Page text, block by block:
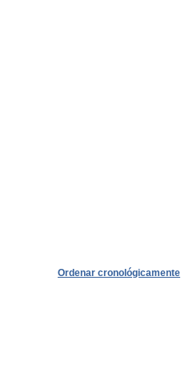
Ordenar cronológicamente